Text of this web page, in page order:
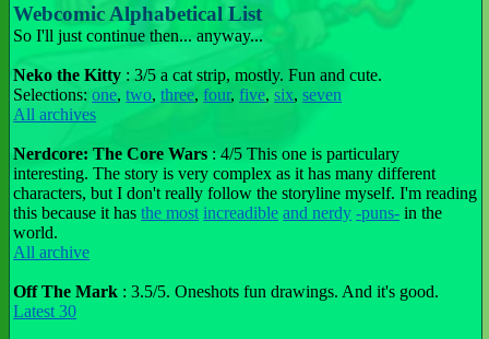
Webcomic Alphabetical List
So I'll just continue then... anyway...
Neko the Kitty : 3/5 a cat strip, mostly. Fun and cute.
Selections:one,two,three,four,five,six,seven
All archives
Nerdcore: The Core Wars : 4/5 This one is particulary
interesting. The story is very complex as it has many different
characters, but I don't really follow the storyline myself. I'm reading
this because it hasthe most increadible and nerdy -puns- in the
world.
All archive
Off The Mark : 3.5/5. Oneshots fun drawings. And it's good.
Latest 30